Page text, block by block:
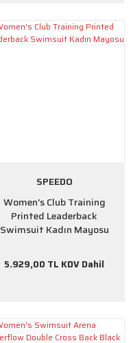
SPEEDO
Women's Club Training
Printed Leaderback
Swimsuit Kadın Mayosu
5.929,00 TL KDV Dahil